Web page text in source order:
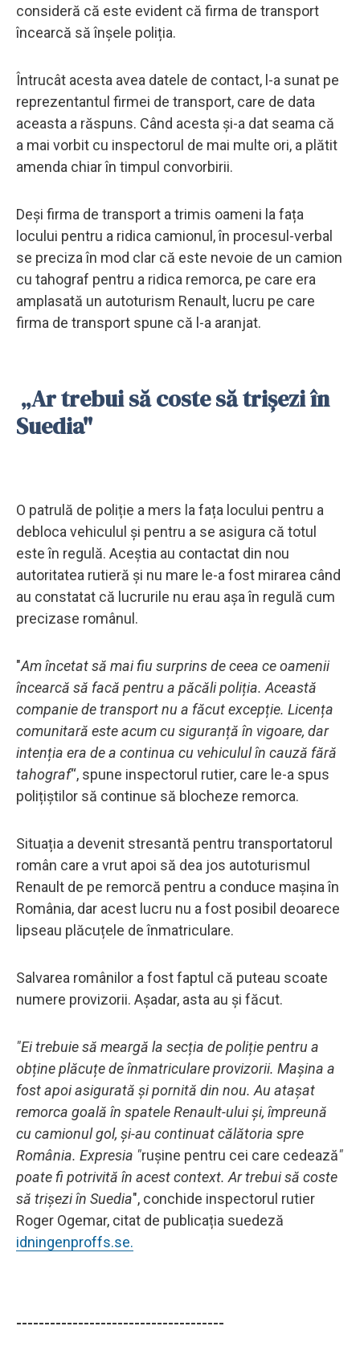
consideră că este evident că firma de transport
încearcă să înșele poliția.
Întrucât acesta avea datele de contact, l-a sunat pe
reprezentantul firmei de transport, care de data
aceasta a răspuns. Când acesta și-a dat seama că
a mai vorbit cu inspectorul de mai multe ori, a plătit
amenda chiar în timpul convorbirii.
Deși firma de transport a trimis oameni la fața
locului pentru a ridica camionul, în procesul-verbal
se preciza în mod clar că este nevoie de un camion
cu tahograf pentru a ridica remorca, pe care era
amplasată un autoturism Renault, lucru pe care
firma de transport spune că l-a aranjat.
„Ar trebui să coste să trișezi în
Suedia"
O patrulă de poliție a mers la fața locului pentru a
debloca vehiculul și pentru a se asigura că totul
este în regulă. Aceștia au contactat din nou
autoritatea rutieră și nu mare le-a fost mirarea când
au constatat că lucrurile nu erau așa în regulă cum
precizase românul.
"Am încetat să mai fiu surprins de ceea ce oamenii
încearcă să facă pentru a păcăli poliția. Această
companie de transport nu a făcut excepție. Licența
comunitară este acum cu siguranță în vigoare, dar
intenția era de a continua cu vehiculul în cauză fără
tahograf“, spune inspectorul rutier, care le-a spus
polițiștilor să continue să blocheze remorca.
Situația a devenit stresantă pentru transportatorul
român care a vrut apoi să dea jos autoturismul
Renault de pe remorcă pentru a conduce mașina în
România, dar acest lucru nu a fost posibil deoarece
lipseau plăcuțele de înmatriculare.
Salvarea românilor a fost faptul că puteau scoate
numere provizorii. Așadar, asta au și făcut.
"Ei trebuie să meargă la secția de poliție pentru a
obține plăcuțe de înmatriculare provizorii. Mașina a
fost apoi asigurată și pornită din nou. Au atașat
remorca goală în spatele Renault-ului și, împreună
cu camionul gol, și-au continuat călătoria spre
România. Expresia "rușine pentru cei care cedează"
poate fi potrivită în acest context. Ar trebui să coste
să trișezi în Suedia", conchide inspectorul rutier
Roger Ogemar, citat de publicația suedeză
idningenproffs.se.
-------------------------------------